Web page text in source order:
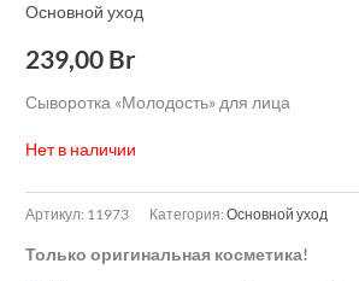
Основной уход
239,00 Br
Сыворотка «Молодость» для лица
Нет в наличии
Артикул: 11973 Категория:Основной уход
Только оригинальная косметика!